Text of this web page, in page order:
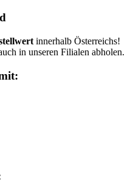
innerhalb Österreichs!
in unseren Filialen abholen.